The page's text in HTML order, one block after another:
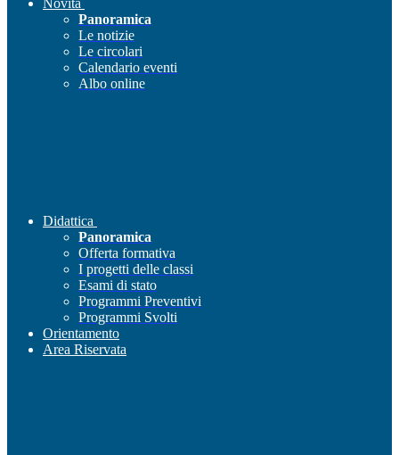
Novità
Panoramica
Le notizie
Le circolari
Calendario eventi
Albo online
Didattica
Panoramica
Offerta formativa
I progetti delle classi
Esami di stato
Programmi Preventivi
Programmi Svolti
Orientamento
Area Riservata